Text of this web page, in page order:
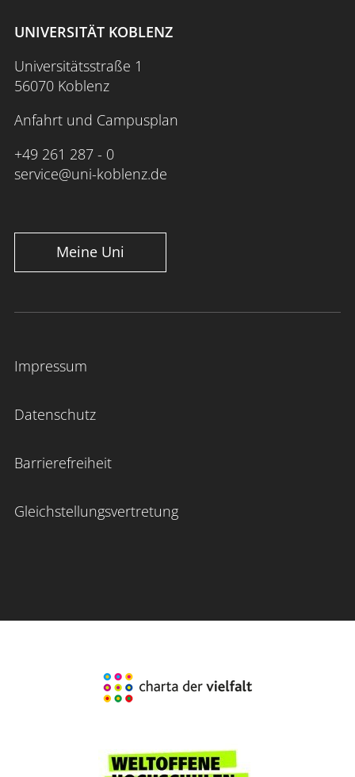
UNIVERSITÄT KOBLENZ
Universitätsstraße 1
56070 Koblenz
Anfahrt und Campusplan
+49 261 287 - 0
service@uni-koblenz.de
Meine Uni
Impressum
Datenschutz
Barrierefreiheit
Gleichstellungsvertretung